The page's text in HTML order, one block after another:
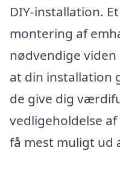
DIY-installation.
montering af
nødvendige
at din installation
de give dig
vedligeholdelse
få mest muligt ud